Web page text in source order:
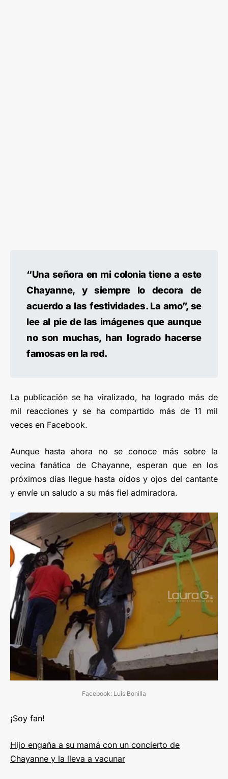
“Una señora en mi colonia tiene a este
Chayanne, y siempre lo decora de
acuerdo a las festividades. La amo”, se
lee al pie de las imágenes que aunque
no son muchas, han logrado hacerse
famosas en la red.
La publicación se ha viralizado, ha logrado más de
mil reacciones y se ha compartido más de 11 mil
veces en Facebook.
Aunque hasta ahora no se conoce más sobre la
vecina fanática de Chayanne, esperan que en los
próximos días llegue hasta oídos y ojos del cantante
y envíe un saludo a su más fiel admiradora.
Facebook: Luis Bonilla
¡Soy fan!
Hijo engaña a su mamá con un concierto de
Chayanne y la lleva a vacunar